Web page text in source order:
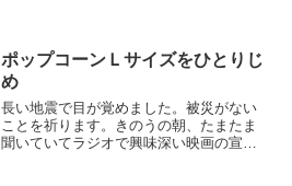
で書いたのは、この本のこ...
ポップコーンＬサイズをひとりじ
め
長い地震で目が覚めました。被災がない
ことを祈ります。きのうの朝、たまたま
聞いていてラジオで興味深い映画の宣伝